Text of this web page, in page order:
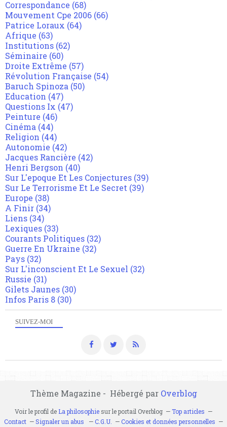
SUIVEZ-MOI
Correspondance (68)
Mouvement Cpe 2006 (66)
Patrice Loraux (64)
Afrique (63)
Institutions (62)
Séminaire (60)
Droite Extrême (57)
Révolution Française (54)
Baruch Spinoza (50)
Education (47)
Questions Ix (47)
Peinture (46)
Cinéma (44)
Religion (44)
Autonomie (42)
Jacques Rancière (42)
Henri Bergson (40)
Sur L'epoque Et Les Conjectures (39)
Sur Le Terrorisme Et Le Secret (39)
Europe (38)
A Finir (34)
Liens (34)
Lexiques (33)
Courants Politiques (32)
Guerre En Ukraine (32)
Pays (32)
Sur L'inconscient Et Le Sexuel (32)
Russie (31)
Gilets Jaunes (30)
Infos Paris 8 (30)
Thème Magazine - Hébergé par Overblog
Voir le profil de La philosophiesur le portail Overblog
Top articles
Contact
Signaler un abus C.G.U. Cookies et données personnelles